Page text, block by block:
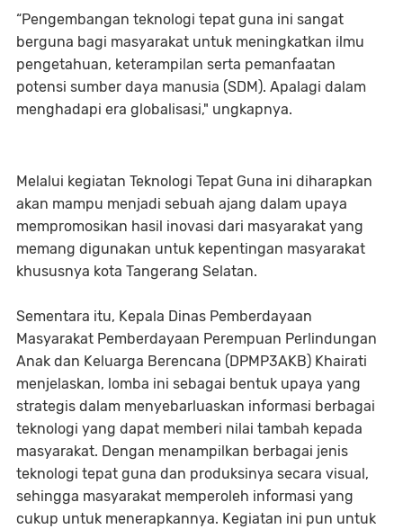
“Pengembangan teknologi tepat guna ini sangat
berguna bagi masyarakat untuk meningkatkan ilmu
pengetahuan, keterampilan serta pemanfaatan
potensi sumber daya manusia (SDM). Apalagi dalam
menghadapi era globalisasi," ungkapnya.
Melalui kegiatan Teknologi Tepat Guna ini diharapkan
akan mampu menjadi sebuah ajang dalam upaya
mempromosikan hasil inovasi dari masyarakat yang
memang digunakan untuk kepentingan masyarakat
khususnya kota Tangerang Selatan.
Sementara itu, Kepala Dinas Pemberdayaan
Masyarakat Pemberdayaan Perempuan Perlindungan
Anak dan Keluarga Berencana (DPMP3AKB) Khairati
menjelaskan, lomba ini sebagai bentuk upaya yang
strategis dalam menyebarluaskan informasi berbagai
teknologi yang dapat memberi nilai tambah kepada
masyarakat. Dengan menampilkan berbagai jenis
teknologi tepat guna dan produksinya secara visual,
sehingga masyarakat memperoleh informasi yang
cukup untuk menerapkannya. Kegiatan ini pun untuk